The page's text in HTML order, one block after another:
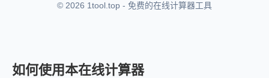
© 2026 1tool.top - 免费的在线计算器工具
如何使用本在线计算器